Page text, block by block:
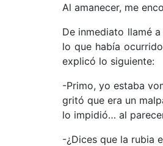
Al amanecer, me
De inmediato llamé
lo que había
explicó lo siguiente:
-Primo, yo estaba
gritó que era un
lo impidió… al
-¿Dices que la rubia